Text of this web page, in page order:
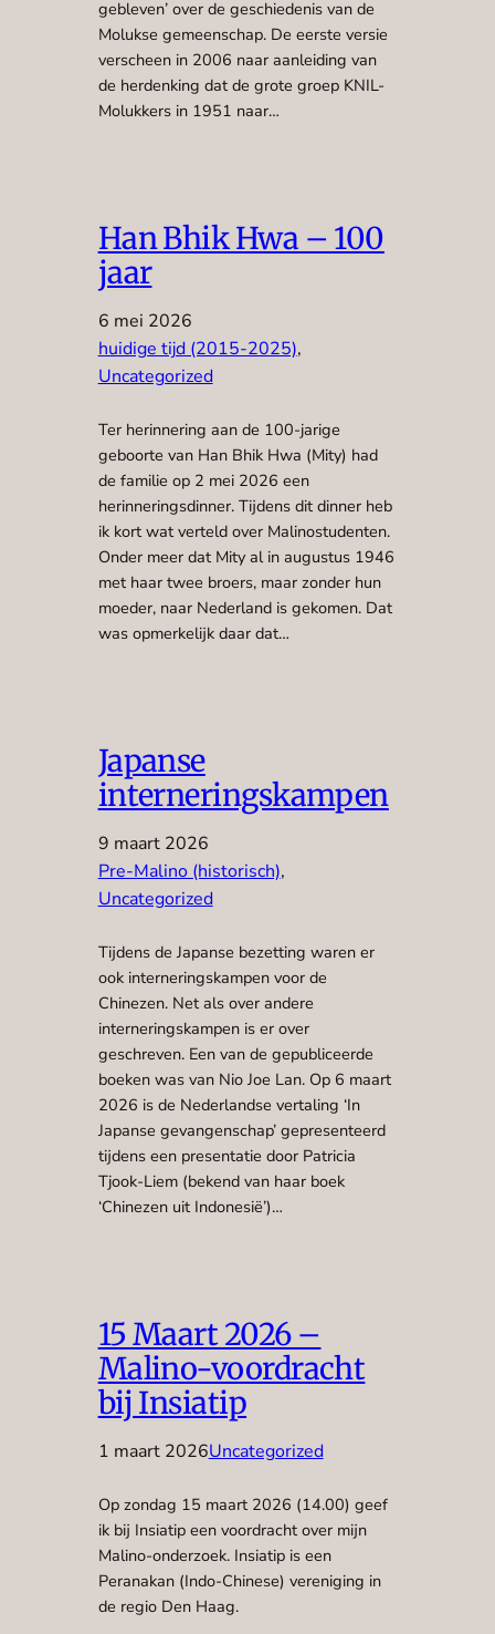
gebleven’ over de geschiedenis van de
Molukse gemeenschap. De eerste versie
verscheen in 2006 naar aanleiding van
de herdenking dat de grote groep KNIL-
Molukkers in 1951 naar…
Han Bhik Hwa – 100
jaar
6 mei 2026
huidige tijd (2015-2025)
Uncategorized
Ter herinnering aan de 100-jarige
geboorte van Han Bhik Hwa (Mity) had
de familie op 2 mei 2026 een
herinneringsdinner. Tijdens dit dinner heb
ik kort wat verteld over Malinostudenten.
Onder meer dat Mity al in augustus 1946
met haar twee broers, maar zonder hun
moeder, naar Nederland is gekomen. Dat
was opmerkelijk daar dat…
Japanse
interneringskampen
9 maart 2026
Pre-Malino (historisch)
Uncategorized
Tijdens de Japanse bezetting waren er
ook interneringskampen voor de
Chinezen. Net als over andere
interneringskampen is er over
geschreven. Een van de gepubliceerde
boeken was van Nio Joe Lan. Op 6 maart
2026 is de Nederlandse vertaling ‘In
Japanse gevangenschap’ gepresenteerd
tijdens een presentatie door Patricia
Tjook-Liem (bekend van haar boek
‘Chinezen uit Indonesië’)…
15 Maart 2026 –
Malino-voordracht
bij Insiatip
1 maart 2026Uncategorized
Op zondag 15 maart 2026 (14.00) geef
ik bij Insiatip een voordracht over mijn
Malino-onderzoek. Insiatip is een
Peranakan (Indo-Chinese) vereniging in
de regio Den Haag.